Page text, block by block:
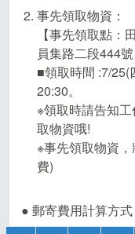
事先領取物資：
【事先領取點
員集路二段444號
■領取時間 :7/25(
20:30。
※領取時請告知
取物資哦!
※事先領取物資
費)
● 郵寄費用計算方式